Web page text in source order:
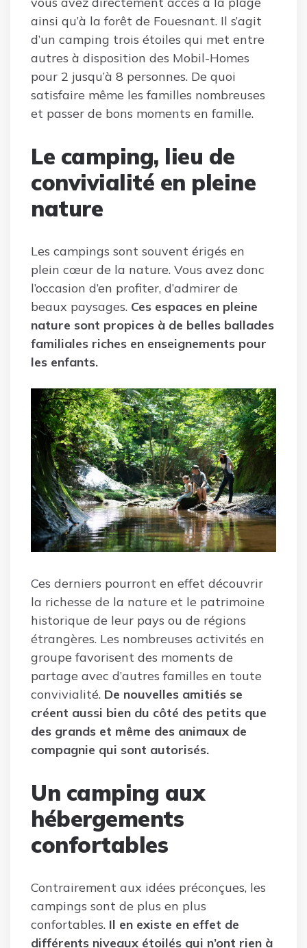
ainsi qu’à la forêt de Fouesnant. Il s’agit
d’un camping trois étoiles qui met entre
autres à disposition des Mobil-Homes
pour 2 jusqu’à 8 personnes. De quoi
satisfaire même les familles nombreuses
et passer de bons moments en famille.
Le camping, lieu de
convivialité en pleine
nature
Les campings sont souvent érigés en
plein cœur de la nature. Vous avez donc
l’occasion d’en profiter, d’admirer de
beaux paysages. Ces espaces en pleine
nature sont propices à de belles ballades
familiales riches en enseignements pour
les enfants.
Ces derniers pourront en effet découvrir
la richesse de la nature et le patrimoine
historique de leur pays ou de régions
étrangères. Les nombreuses activités en
groupe favorisent des moments de
partage avec d’autres familles en toute
convivialité. De nouvelles amitiés se
créent aussi bien du côté des petits que
des grands et même des animaux de
compagnie qui sont autorisés.
Un camping aux
hébergements
confortables
Contrairement aux idées préconçues, les
campings sont de plus en plus
confortables. Il en existe en effet de
différents niveaux étoilés qui n’ont rien à